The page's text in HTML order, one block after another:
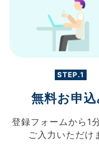
STEP.1
無料お申込
登録フォームから 1
ご入力 いただけ